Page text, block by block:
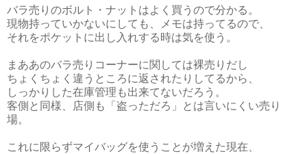
バラ売りのボルト・ナットはよく買うので分かる。
現物持っていかないにしても、メモは持ってるので、
それをポケットに出し入れする時は気を使う。
まああのバラ売りコーナーに関しては裸売りだし
ちょくちょく違うところに返されたりしてるから、
しっかりした在庫管理も出来てないだろう。
客側と同様、店側も「盗っただろ」とは言いにくい売り
場。
これに限らずマイバッグを使うことが増えた現在、